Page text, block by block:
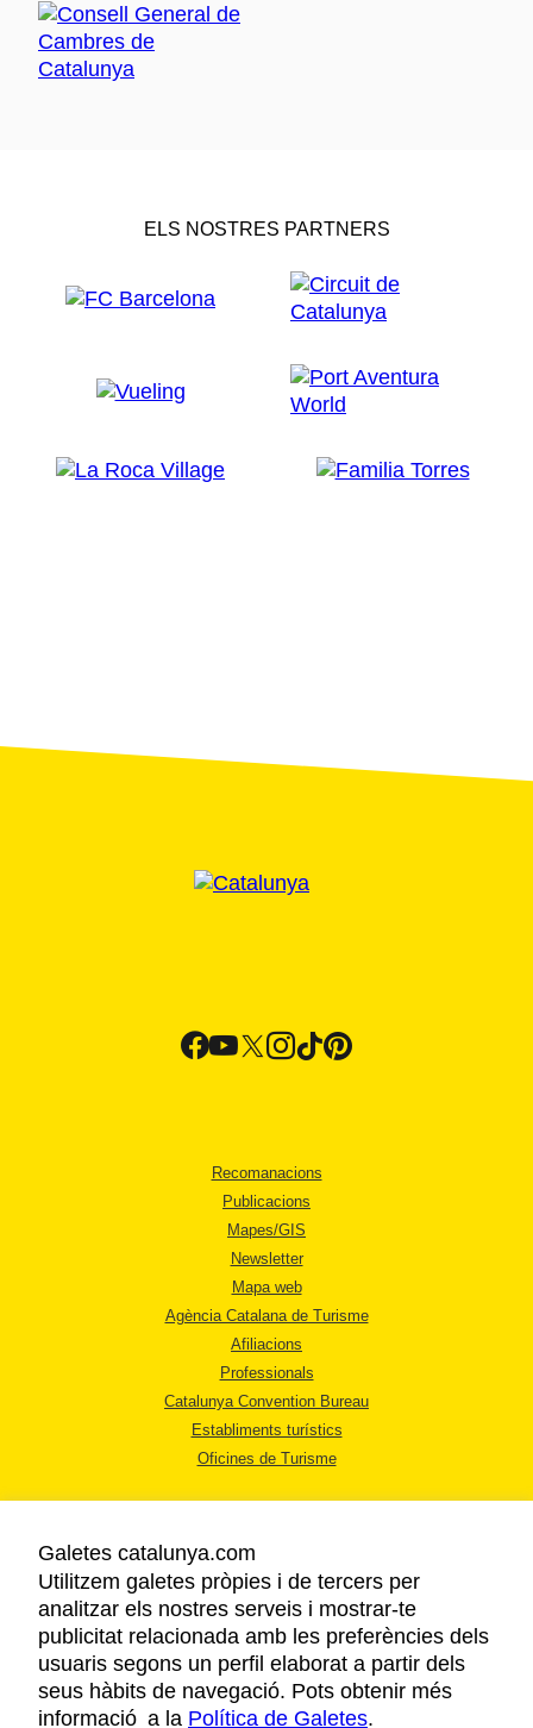
ELS NOSTRES PARTNERS
Recomanacions
Publicacions
Mapes/GIS
Newsletter
Mapa web
Agència Catalana de Turisme
Afiliacions
Professionals
Catalunya Convention Bureau
Establiments turístics
Oficines de Turisme
AVÍS LEGAL
POLÍTICA DE PRIVACITAT
COOKIES
ACCESSIBILITAT
Galetes catalunya.com
Utilitzem galetes pròpies i de tercers per
analitzar els nostres serveis i mostrar-te
publicitat relacionada amb les preferències dels
usuaris segons un perfil elaborat a partir dels
seus hàbits de navegació. Pots obtenir més
informació a la Política de Galetes.